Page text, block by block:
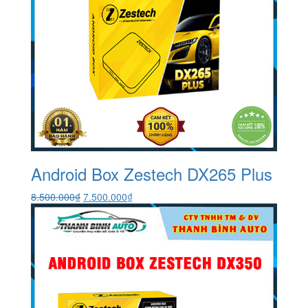
Android Box Zestech DX265 Plus
8.500.000₫ Giá
gốc
là:
8.500.000₫.
7.500.000₫Giá
hiện
tại